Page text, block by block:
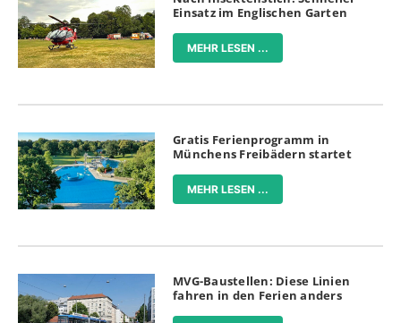
Einsatz im Englischen Garten
MEHR LESEN ...
Gratis Ferienprogramm in
Münchens Freibädern startet
MEHR LESEN ...
MVG-Baustellen: Diese Linien
fahren in den Ferien anders